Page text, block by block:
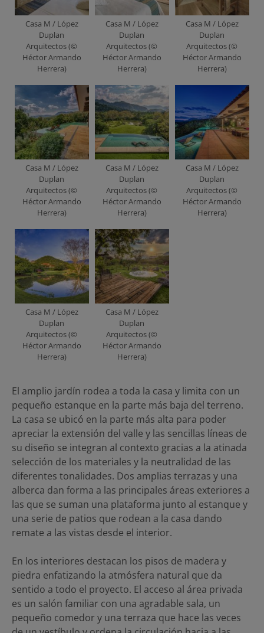
Casa M / López
Duplan
Arquitectos (©
Héctor Armando
Herrera)
Casa M / López
Duplan
Arquitectos (©
Héctor Armando
Herrera)
Casa M / López
Duplan
Arquitectos (©
Héctor Armando
Herrera)
Casa M / López
Duplan
Arquitectos (©
Héctor Armando
Herrera)
Casa M / López
Duplan
Arquitectos (©
Héctor Armando
Herrera)
Casa M / López
Duplan
Arquitectos (©
Héctor Armando
Herrera)
Casa M / López
Duplan
Arquitectos (©
Héctor Armando
Herrera)
Casa M / López
Duplan
Arquitectos (©
Héctor Armando
Herrera)
El amplio jardín rodea a toda la casa y limita con un
pequeño estanque en la parte más baja del terreno.
La casa se ubicó en la parte más alta para poder
apreciar la extensión del valle y las sencillas líneas de
su diseño se integran al contexto gracias a la atinada
selección de los materiales y la neutralidad de las
diferentes tonalidades. Dos amplias terrazas y una
alberca dan forma a las principales áreas exteriores a
las que se suman una plataforma junto al estanque y
una serie de patios que rodean a la casa dando
remate a las vistas desde el interior.
En los interiores destacan los pisos de madera y
piedra enfatizando la atmósfera natural que da
sentido a todo el proyecto. El acceso al área privada
es un salón familiar con una agradable sala, un
pequeño comedor y una terraza que hace las veces